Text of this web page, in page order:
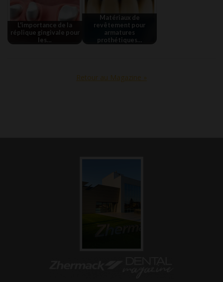
L'importance de la
réplique gingivale pour
les…
Matériaux de
revêtement pour
armatures
prothétiques…
Retour au Magazine »